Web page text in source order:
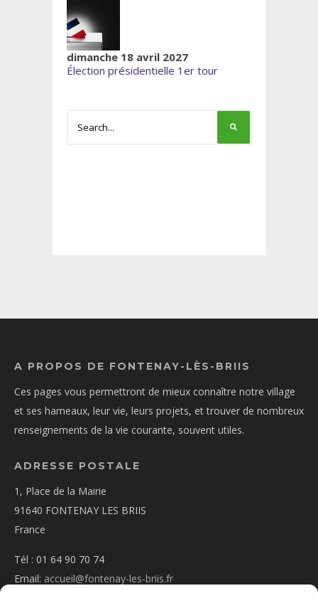
dimanche 18 avril 2027
Élection présidentielle 1er tour
A PROPOS DE FONTENAY-LÈS-BRIIS
Ces pages vous permettront de mieux connaître notre village
et ses hameaux, leur vie, leurs projets, et trouver de nombreux
renseignements de la vie courante, souvent utiles.
ADRESSE POSTALE
1, Place de la Mairie
91640 FONTENAY LES BRIIS
France
Tél : 01 64 90 70 74
Email: accueil@fontenay-les-briis.fr